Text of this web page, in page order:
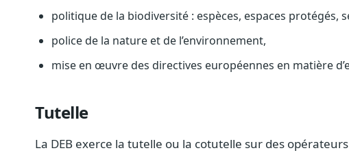
politique de la biodiversité : espèces, espaces protégés,
police de la nature et de l’environnement,
mise en œuvre des directives européennes en matière
Tutelle
La DEB exerce la tutelle ou la cotutelle sur des